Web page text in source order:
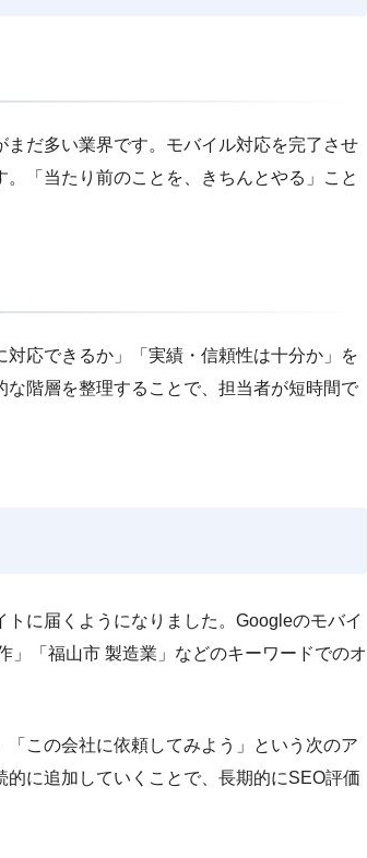
だ多い業界です。モバイル対応を完了させ
「当たり前のことを、きちんとやる」こと
応できるか」「実績・信頼性は十分か」を
階層を整理することで、担当者が短時間で
に届くようになりました。Googleのモバイ
」「福山市 製造業」などのキーワードでのオ
この会社に依頼してみよう」という次のア
に追加していくことで、長期的にSEO評価